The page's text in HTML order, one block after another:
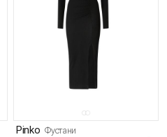
Pinko Фустани